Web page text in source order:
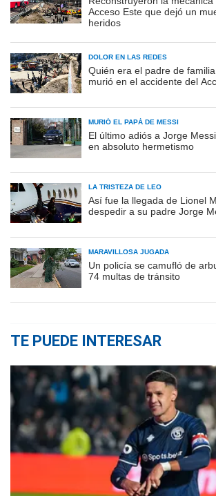
Acceso Este que dejó un
heridos
DOLOR EN LAS REDES
Quién era el padre de
murió en el accidente del
MURIÓ EL PAPÁ DE MESSI
El último adiós a Jorge
en absoluto hermetismo
LA TRISTEZA DE LEO
Así fue la llegada de Lionel
despedir a su padre Jorge
MARAVILLOSA JUGADA
Un policía se camufló de
74 multas de tránsito
TE PUEDE INTERESAR